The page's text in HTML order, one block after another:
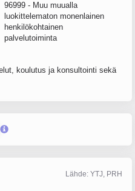
96999 - Muu muualla
luokittelematon monenlainen
henkilökohtainen
palvelutoiminta
koulutus ja konsultointi sekä
Lähde: YTJ, PRH